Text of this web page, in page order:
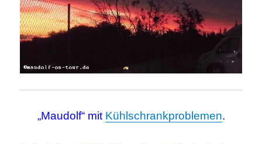
„Maudolf“ mit Kühlschrankproblemen.